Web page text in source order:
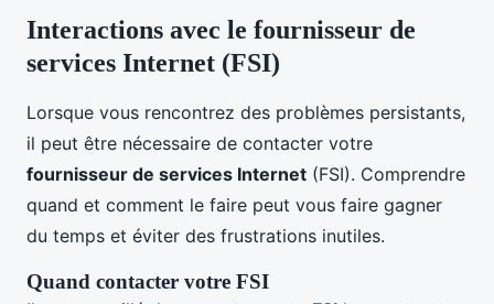
Interactions avec le fournisseur de
services Internet (FSI)
Lorsque vous rencontrez des problèmes persistants,
il peut être nécessaire de contacter votre
fournisseur de services Internet (FSI). Comprendre
quand et comment le faire peut vous faire gagner
du temps et éviter des frustrations inutiles.
Quand contacter votre FSI